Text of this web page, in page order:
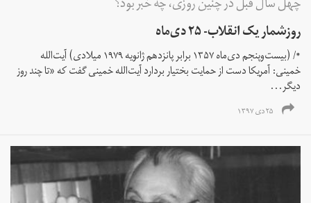
چهل سال قبل در چنین روزی، چه خبر بود؟
روزشمار یک انقلاب- ۲۵ دی‌ماه
*/ (بیست‌وپنجم دی‌ماه ۱۳۵۷ برابر پانزدهم ژانویه ۱۹۷۹ میلادی) آیت‌الله
خمینی: آمریکا دست از حمایت بختیار بردارد آیت‌الله خمینی گفت که «تا چند روز
دیگر...
۲۵ دی ۱۳۹۷